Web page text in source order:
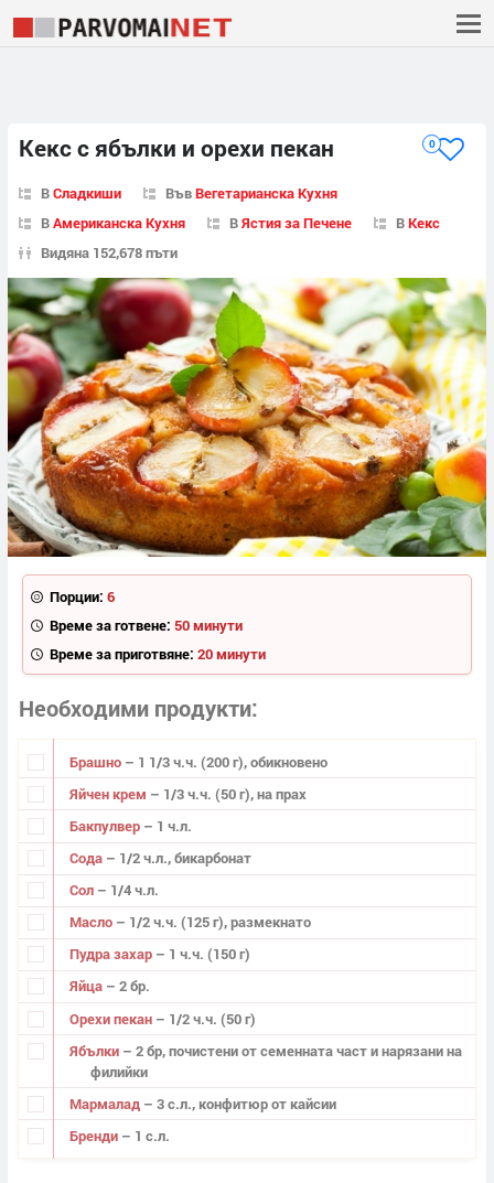
Кекс с ябълки и орехи пекан 0
ВСладкиши ВъвВегетарианска Кухня
ВАмериканска Кухня ВЯстия за Печене ВКекс
Видяна 152,678 пъти
Порции: 6
Време за готвене: 50 минути
Време за приготвяне: 20 минути
Необходими продукти
Брашно – 1 1/3 ч.ч. (200 г), обикновено
Яйчен крем – 1/3 ч.ч. (50 г), на прах
Бакпулвер – 1 ч.л.
Сода – 1/2 ч.л., бикарбонат
Сол – 1/4 ч.л.
Масло – 1/2 ч.ч. (125 г), размекнато
Пудра захар – 1 ч.ч. (150 г)
Яйца – 2 бр.
Орехи пекан – 1/2 ч.ч. (50 г)
Ябълки – 2 бр, почистени от семенната част и нарязани на
филийки
Мармалад – 3 с.л., конфитюр от кайсии
Бренди – 1 с.л.